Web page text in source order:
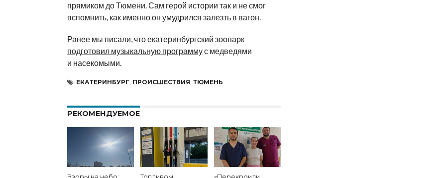
прямиком до Тюмени. Сам герой истории так и не смог
вспомнить, как именно он умудрился залезть в вагон.
Ранее мы писали, что екатеринбургский зоопарк
подготовил музыкальную программус медведями
и насекомыми.
ЕКАТЕРИНБУРГ, ПРОИСШЕСТВИЯ, ТЮМЕНЬ
РЕКОМЕНДУЕМОЕ